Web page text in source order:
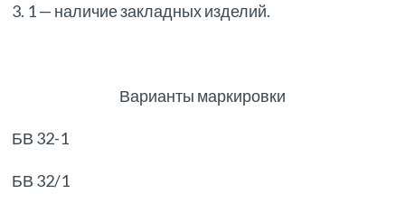
3. 1 — наличие закладных изделий.
Варианты маркировки
БВ 32-1
БВ 32/1